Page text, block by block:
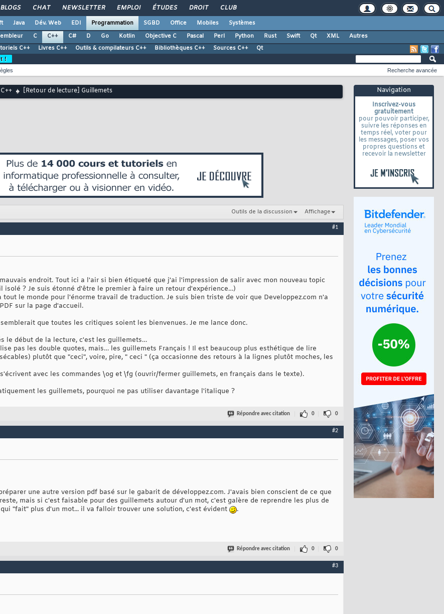
BLOGS CHAT NEWSLETTER EMPLOI ÉTUDES DROIT CLUB
Java Dév. Web EDI Programmation SGBD Office Mobiles
Systèmes
C C++ C# D Go Kotlin Objective C Pascal Perl Python Rust Swift Qt XML
Autres
C++ Livres C++ Outils & compilateurs C++ Bibliothèques C++ Sources C++ Qt
Navigation
Inscrivez-vous
gratuitement
pour pouvoir participer,
suivre les réponses en
temps réel, voter pour
les messages, poser vos
propres questions et
recevoir la newsletter
!
Recherche avancée
[Retour de lecture] Guillemets
Outils de la discussion Affichage
#1
endroit. Tout ici a l'air si bien étiqueté que j'ai l'impression de salir avec mon nouveau topic
isolé ? Je suis étonné d'être le premier à faire un retour d'expérience…)
tout le monde pour l'énorme travail de traduction. Je suis bien triste de voir que Developpez.com n'a
sur la page d'accueil.
que toutes les critiques soient les bienvenues. Je me lance donc.
le début de la lecture, c'est les guillemets…
pas les double quotes, mais… les guillemets Français ! Il est beaucoup plus esthétique de lire
plutôt que "ceci", voire, pire, " ceci " (ça occasionne des retours à la lignes plutôt moches, les
avec les commandes \og et \fg (ouvrir/fermer guillemets, en français dans le texte).
les guillemets, pourquoi ne pas utiliser davantage l'italique ?
Répondre avec citation 0 0
#2
une autre version pdf basé sur le gabarit de développez.com. J'avais bien conscient de ce que
mais si c'est faisable pour des guillemets autour d'un mot, c'est galère de reprendre les plus de
"fait" plus d'un mot... il va falloir trouver une solution, c'est évident
.
Répondre avec citation 0 0
#3